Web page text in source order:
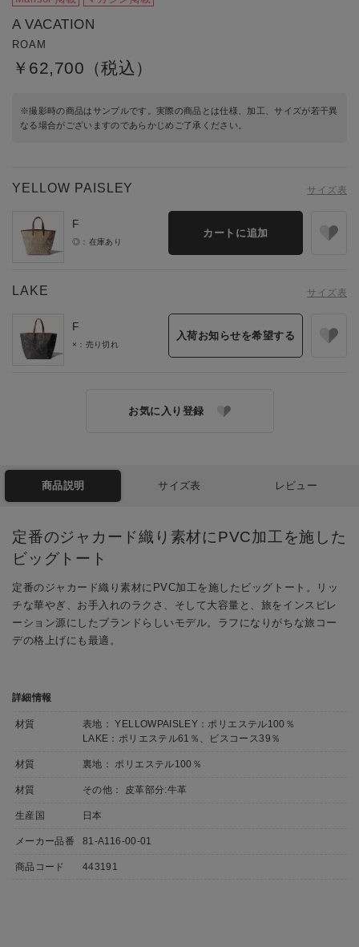
A VACATION
ROAM
￥62,700（税込）
※撮影時の商品はサンプルです。実際の商品とは仕様、加工、サイズが若干異
なる場合がございますのであらかじめご了承ください。
サイズ表
YELLOW PAISLEY
F
◎：在庫あり
カートに追加
サイズ表
LAKE
F
×：売り切れ
入荷お知らせを希望する
お気に入り登録
商品説明 サイズ表 レビュー
定番のジャカード織り素材にPVC加工を施した
ビッグトート
定番のジャカード織り素材にPVC加工を施したビッグトート。リッ
チな華やぎ、お手入れのラクさ、そして大容量と、旅をインスピレ
ーション源にしたブランドらしいモデル。ラフになりがちな旅コー
デの格上げにも最適。
詳細情報
材質
表地： YELLOWPAISLEY：ポリエステル100％
LAKE：ポリエステル61％、ビスコース39％
材質 裏地： ポリエステル100％
材質 その他： 皮革部分:牛革
生産国 日本
メーカー品番 81-A116-00-01
商品コード 443191